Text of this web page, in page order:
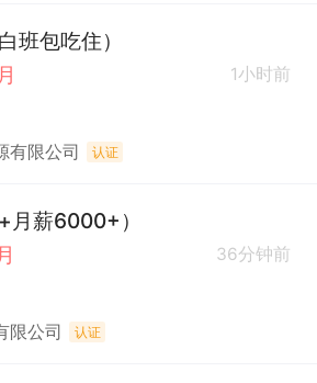
班包吃住）
1小时前
有限公司 认证
月薪6000+）
36分钟前
限公司 认证